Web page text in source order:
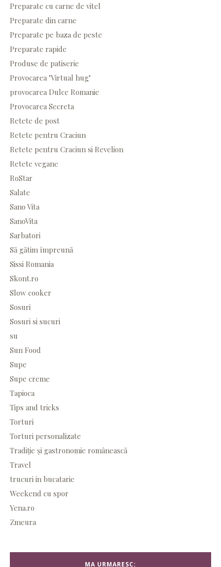
Preparate cu carne de vitel
Preparate din carne
Preparate pe baza de peste
Preparate rapide
Produse de patiserie
Provocarea "Virtual hug"
provocarea Dulce Romanie
Provocarea Secreta
Retete de post
Retete pentru Craciun
Retete pentru Craciun si Revelion
Retete vegane
RoStar
Salate
Sano Vita
SanoVita
Sarbatori
Să gătim împreună
Sissi Romania
Skont.ro
Slow cooker
Sosuri
Sosuri si sucuri
su
Sun Food
Supe
Supe creme
Tapioca
Tips and tricks
Torturi
Torturi personalizate
Tradiție și gastronomie românească
Travel
trucuri in bucatarie
Weekend cu spor
Yena.ro
Zmeura
MA URMARESC: